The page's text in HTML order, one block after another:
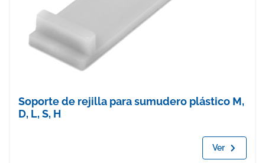
Soporte de rejilla para sumudero plástico M,
D, L, S, H
Ver